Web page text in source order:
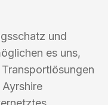
und
es uns,